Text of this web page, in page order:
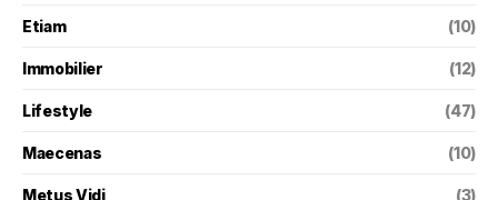
Etiam (10)
Immobilier (12)
Lifestyle (47)
Maecenas (10)
Metus Vidi (3)